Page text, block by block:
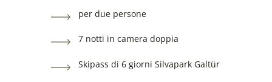
per due persone
7 notti in camera doppia
Skipass di 6 giorni Silvapark Galtür